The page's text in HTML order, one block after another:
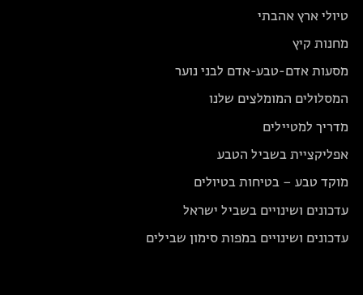
טיולי ארץ אהבתי
מחנות קיץ
מסעות אדם-טבע-אדם לבני נוער
המסלולים המומלצים שלנו
מדריך למטיילים
אפליקציית בשביל הטבע
מוקד טבע – בטיחות בטיולים
עדכונים ושינויים בשביל ישראל
עדכונים ושינויים במפות סימון שבילים